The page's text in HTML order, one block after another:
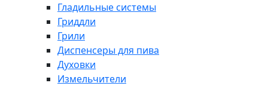
Гладильные системы
Гриддли
Грили
Диспенсеры для пива
Духовки
Измельчители